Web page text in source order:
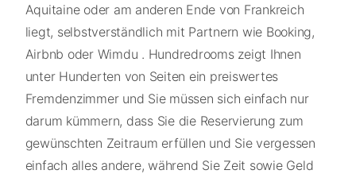
Aquitaine oder am anderen Ende von Frankreich
liegt, selbstverständlich mit Partnern wie Booking,
Airbnb oder Wimdu . Hundredrooms zeigt Ihnen
unter Hunderten von Seiten ein preiswertes
Fremdenzimmer und Sie müssen sich einfach nur
darum kümmern, dass Sie die Reservierung zum
gewünschten Zeitraum erfüllen und Sie vergessen
einfach alles andere, während Sie Zeit sowie Geld